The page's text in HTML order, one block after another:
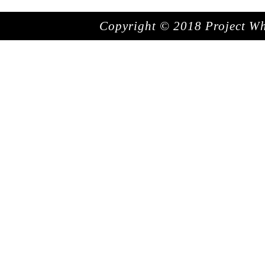
Copyright © 2018 Project